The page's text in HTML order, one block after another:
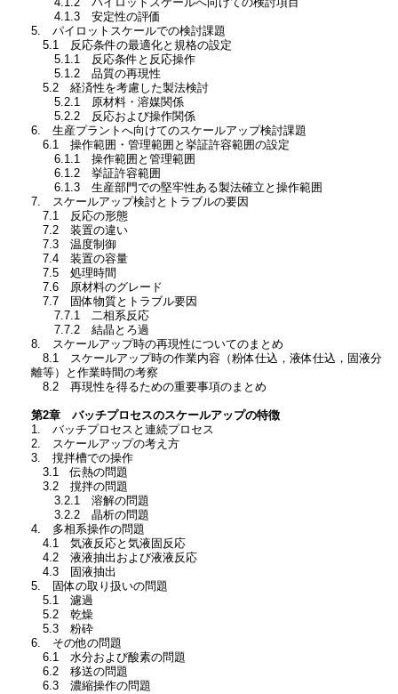
4.1.2 パイロットスケールへ向けての検討項目
4.1.3 安定性の評価
5. パイロットスケールでの検討課題
5.1 反応条件の最適化と規格の設定
5.1.1 反応条件と反応操作
5.1.2 品質の再現性
5.2 経済性を考慮した製法検討
5.2.1 原材料・溶媒関係
5.2.2 反応および操作関係
6. 生産プラントへ向けてのスケールアップ検討課題
6.1 操作範囲・管理範囲と挙証許容範囲の設定
6.1.1 操作範囲と管理範囲
6.1.2 挙証許容範囲
6.1.3 生産部門での堅牢性ある製法確立と操作範囲
7. スケールアップ検討とトラブルの要因
7.1 反応の形態
7.2 装置の違い
7.3 温度制御
7.4 装置の容量
7.5 処理時間
7.6 原材料のグレード
7.7 固体物質とトラブル要因
7.7.1 二相系反応
7.7.2 結晶とろ過
8. スケールアップ時の再現性についてのまとめ
8.1 スケールアップ時の作業内容（粉体仕込，液体仕込，固液分
離等）と作業時間の考察
8.2 再現性を得るための重要事項のまとめ
第2章 バッチプロセスのスケールアップの特徴
1. バッチプロセスと連続プロセス
2. スケールアップの考え方
3. 撹拌槽での操作
3.1 伝熱の問題
3.2 撹拌の問題
3.2.1 溶解の問題
3.2.2 晶析の問題
4. 多相系操作の問題
4.1 気液反応と気液固反応
4.2 液液抽出および液液反応
4.3 固液抽出
5. 固体の取り扱いの問題
5.1 濾過
5.2 乾燥
5.3 粉砕
6. その他の問題
6.1 水分および酸素の問題
6.2 移送の問題
6.3 濃縮操作の問題